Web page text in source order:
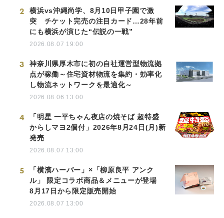
2
横浜vs沖縄尚学、8月10日甲子園で激
突 チケット完売の注目カード…28年前
にも横浜が演じた“伝説の一戦”
2026.08.07 19:00
3
神奈川県厚木市に初の自社運営型物流拠
点が稼働～住宅資材物流を集約・効率化
し物流ネットワークを最適化～
2026.08.06 13:00
4
「明星 一平ちゃん夜店の焼そば 超特盛
からしマヨ2個付」2026年8月24日(月)新
発売
2026.08.07 13:00
5
「横濱ハーバー」×「柳原良平 アンク
ル」 限定コラボ商品＆メニューが登場
8月17日から限定販売開始
2026.08.07 13:00